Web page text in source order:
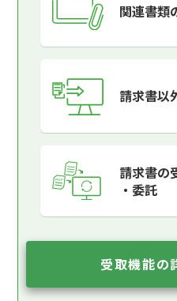
関連書類
請求書以
請求書の
・委託
受取機能の